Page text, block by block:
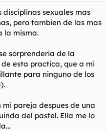
sexuales mas
pero tambien de las mas
la misma.
sorprenderia de la
esta practica, que a mi
para ninguno de los
pareja despues de una
del pastel. Ella me lo